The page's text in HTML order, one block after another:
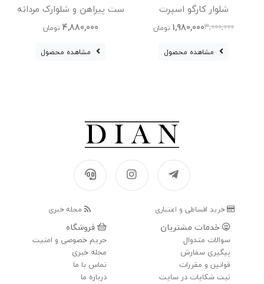
شلوار کارگو اسپرت
3,000,000
1,980,000 تومان
مشاهده محصول
ست پیراهن و شلوارک مردانه
4,880,000 تومان
مشاهده محصول
خرید اقساطی و اعتباری مجله خبری
خدمات مشتریان
سوالات متدوال
پیگیری سفارش
قوانین و مقررات
ثبت شکایات در سایت
فروشگاه
حریم خصوصی و امنیت
مجله خبری
تماس با ما
درباره ما